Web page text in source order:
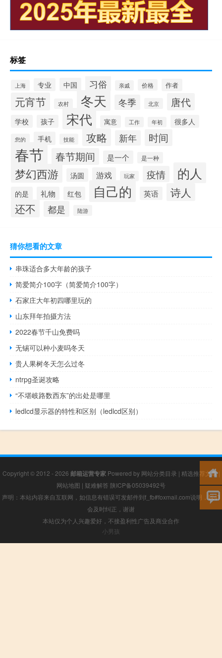
标签
上海 专业 中国 习俗 亲戚 价格 作者
元宵节 农村 冬天 冬季 北京 唐代
学校 孩子 宋代 寓意 工作 年初 很多人
您的 手机 技能 攻略 新年 时间
春节 春节期间 是一个 是一种
梦幻西游 汤圆 游戏 玩家 疫情 的人
的是 礼物 红包 自己的 英语
诗人
还不
都是 陆游
猜你想看的文章
串珠适合多大年龄的孩子
简爱简介100字（简爱简介100字）
石家庄大年初四哪里玩的
山东拜年拍摄方法
2022春节千山免费吗
无锡可以种小麦吗冬天
贵人果树冬天怎么过冬
ntrpg圣诞攻略
“不堪岐路数西东”的出处是哪里
ledlcd显示器的特性和区别（ledlcd区别）
Copyright © 2012 - 2026 邮箱运营专家Powered by 网站分类目录 | 精选推荐文章|
网站地图 | 疑难解答 陕ICP备05039492号
声明：本站内容来自互联网，如信息有错误可发邮件到f_fb#foxmail.com说明，我们
会及时纠正，谢谢
本站仅为个人兴趣爱好，不接盈利性广告及商业合作
小男孩